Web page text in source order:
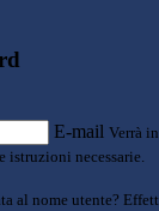
E-mail Verrà
necessarie.
al nome utente?